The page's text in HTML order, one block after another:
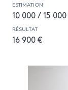
ESTIMATION
10 000 / 15
RÉSULTAT
16 900 €